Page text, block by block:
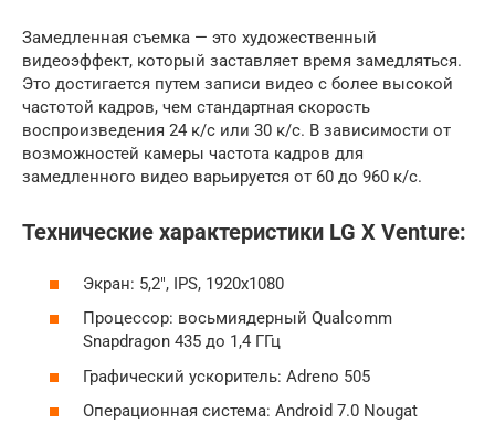
Замедленная съемка — это художественный
видеоэффект, который заставляет время замедляться.
Это достигается путем записи видео с более высокой
частотой кадров, чем стандартная скорость
воспроизведения 24 к/с или 30 к/с. В зависимости от
возможностей камеры частота кадров для
замедленного видео варьируется от 60 до 960 к/с.
Технические характеристики LG X Venture:
Экран: 5,2″, IPS, 1920х1080
Процессор: восьмиядерный Qualcomm
Snapdragon 435 до 1,4 ГГц
Графический ускоритель: Adreno 505
Операционная система: Android 7.0 Nougat